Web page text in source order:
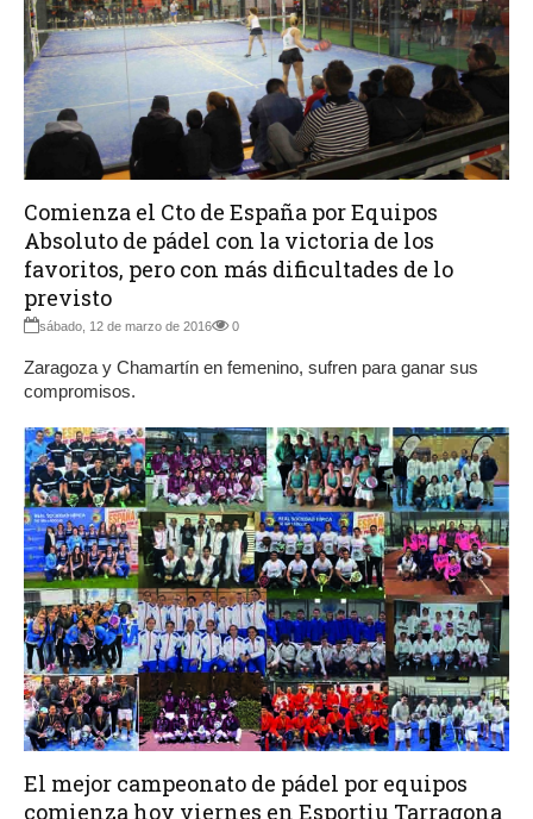
Comienza el Cto de España por Equipos
Absoluto de pádel con la victoria de los
favoritos, pero con más dificultades de lo
previsto
sábado, 12 de marzo de 2016 0
Zaragoza y Chamartín en femenino, sufren para ganar sus
compromisos.
El mejor campeonato de pádel por equipos
comienza hoy viernes en Esportiu Tarragona